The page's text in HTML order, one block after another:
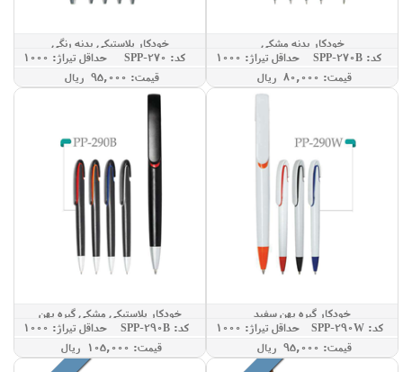
خودکار بدنه مشکی
کد: SPP-270B
حداقل تيراژ: 1000
قيمت: 80,000 ريال
خودکار پلاستیکی بدنه رنگی
کد: SPP-270
حداقل تيراژ: 1000
قيمت: 95,000 ريال
خودکار گیره پهن سفید
کد: SPP-290W
حداقل تيراژ: 1000
قيمت: 95,000 ريال
خودکار پلاستیکی مشکی گیره پهن
کد: SPP-290B
حداقل تيراژ: 1000
قيمت: 105,000 ريال